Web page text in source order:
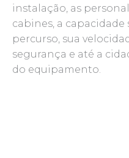
instalação, as
cabines, a capacidade
percurso, sua
segurança e até a
do equipamento.